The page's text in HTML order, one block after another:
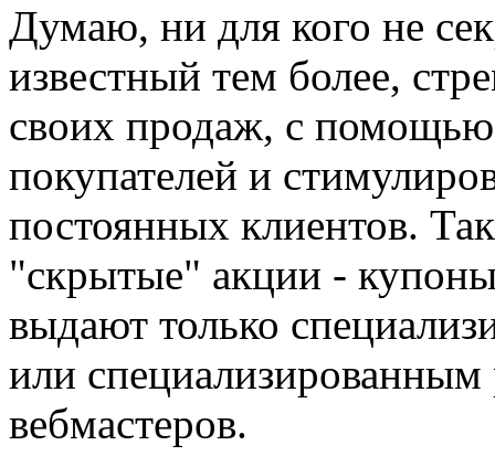
Думаю, ни для кого не
известный тем более,
своих продаж, с
покупателей и
постоянных клиентов.
"скрытые" акции -
выдают только
или специализированным
вебмастеров.